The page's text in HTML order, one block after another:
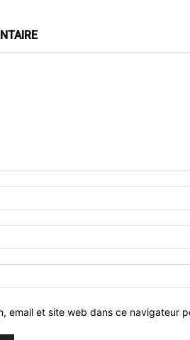
email et site web dans ce navigateur